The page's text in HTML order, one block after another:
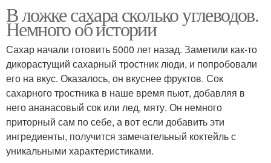
В ложке сахара сколько углеводов.
Немного об истории
Сахар начали готовить 5000 лет назад. Заметили как-то
дикорастущий сахарный тростник люди, и попробовали
его на вкус. Оказалось, он вкуснее фруктов. Сок
сахарного тростника в наше время пьют, добавляя в
него ананасовый сок или лед, мяту. Он немного
приторный сам по себе, а вот если добавить эти
ингредиенты, получится замечательный коктейль с
уникальными характеристиками.